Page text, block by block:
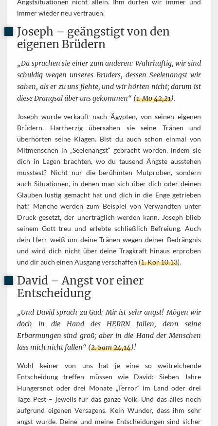
Angstsituationen nicht allein. Ihm dürfen wir immer und
immer wieder neu vertrauen.
Joseph – geängstigt von den
eigenen Brüdern
„Da sprachen sie einer zum anderen: Wahrhaftig, wir sind
schuldig wegen unseres Bruders, dessen Seelenangst wir
sahen, als er zu uns flehte, und wir hörten nicht; darum ist
diese Drangsal über uns gekommen“ (1. Mo 42,21).
Joseph wurde verkauft nach Ägypten, von seinen eigenen
Brüdern. Hartherzig übersahen sie seine Tränen und
überhörten seine Klagen. Bist du auch schon einmal von
Mitmenschen in „Seelenangst“ gebracht worden, indem sie
dich in Lagen brachten, wo du tausend Ängste ausstehen
musstest? Nicht nur die berühmten Mutproben, sondern
auch Situationen, in denen man sich über dich oder deinen
Glauben lustig gemacht hat und dich in die Enge getrieben
hat? Manche werden zum Beispiel von Verwandten unter
Druck gesetzt, der unerträglich werden kann. Joseph blieb
seinem Gott treu und erlebte schließlich Befreiung. Auch
dein Herr weiß um deine Tränen wegen deiner Bedrängnis
und wird dich nicht über deine Tragkraft hinaus erproben
und dir auch einen Ausgang verschaffen (1. Kor 10,13).
David – Angst vor einer
Entscheidung
„Und David sprach zu Gad: Mir ist sehr angst! Mögen wir
doch in die Hand des HERRN fallen, denn seine
Erbarmungen sind groß; aber in die Hand der Menschen
lass mich nicht fallen“ (2. Sam 24,14)!
Wohl keiner von uns hat je eine so weitreichende
Entscheidung treffen müssen wie David: Sieben Jahre
Hungersnot oder drei Monate „Terror“ im Land oder drei
Tage Pest – jeweils für das ganze Volk. Und das alles noch
aufgrund eigenen Versagens. Kein Wunder, dass ihm sehr
angst wurde. Deine und meine Entscheidungen sind sicher